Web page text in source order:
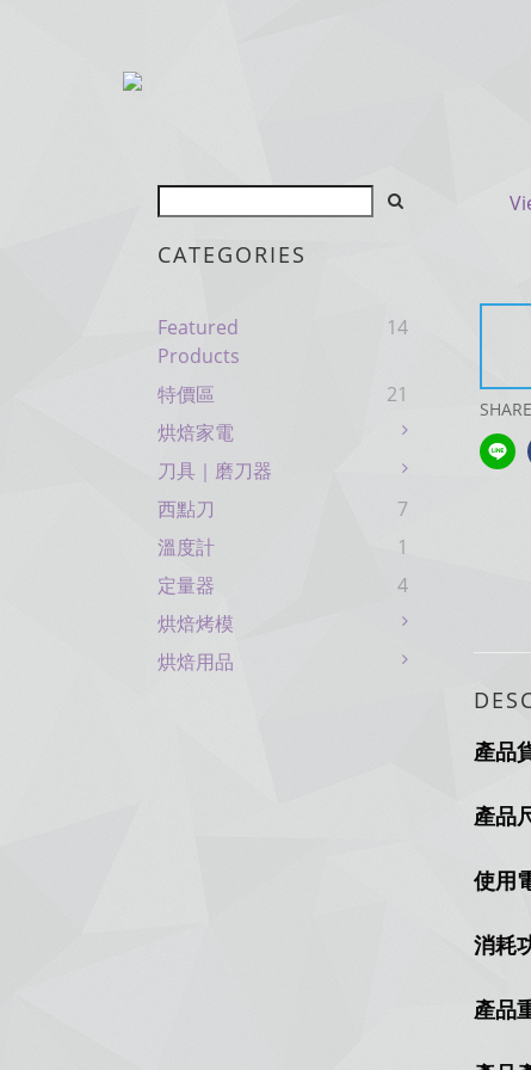
CATEGORIES
Featured
Products
14
特價區
21
烘焙家電
刀具｜磨刀器
西點刀
7
溫度計
1
定量器
4
烘焙烤模
烘焙用品
SHARE
產品
產品
使用
消耗
產品